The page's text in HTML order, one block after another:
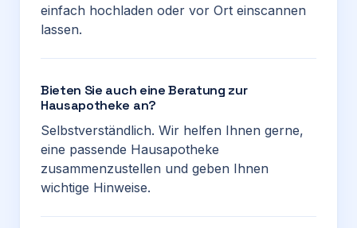
einfach hochladen oder vor Ort einscannen
lassen.
Bieten Sie auch eine Beratung zur
Hausapotheke an?
Selbstverständlich. Wir helfen Ihnen gerne,
eine passende Hausapotheke
zusammenzustellen und geben Ihnen
wichtige Hinweise.